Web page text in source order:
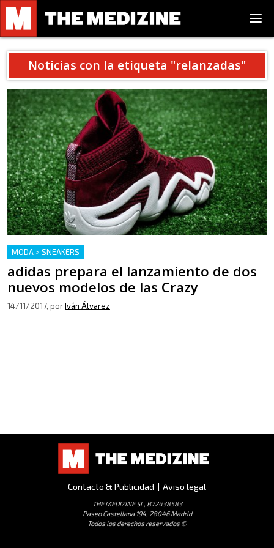
Noticias con la etiqueta "relanzadas"
MODA > SNEAKERS
adidas prepara el lanzamiento de dos
nuevos modelos de las Crazy
14/11/2017, porIván Álvarez
Contacto & Publicidad | Aviso legal
THE MEDIZINE SL, B72438583
Paseo Castellana 194, 28046 Madrid
Todos los derechos reservados ©